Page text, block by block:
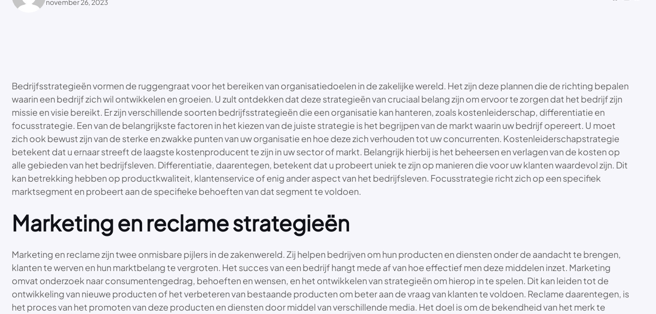
november 26, 2023
Bedrijfsstrategieën vormen de ruggengraat voor het bereiken van organisatiedoelen in de zakelijke wereld. Het zijn deze plannen die de richting bepalen
waarin een bedrijf zich wil ontwikkelen en groeien. U zult ontdekken dat deze strategieën van cruciaal belang zijn om ervoor te zorgen dat het bedrijf zijn
missie en visie bereikt. Er zijn verschillende soorten bedrijfsstrategieën die een organisatie kan hanteren, zoals kostenleiderschap, differentiatie en
focusstrategie. Een van de belangrijkste factoren in het kiezen van de juiste strategie is het begrijpen van de markt waarin uw bedrijf opereert. U moet
zich ook bewust zijn van de sterke en zwakke punten van uw organisatie en hoe deze zich verhouden tot uw concurrenten. Kostenleiderschapstrategie
betekent dat u ernaar streeft de laagste kostenproducent te zijn in uw sector of markt. Belangrijk hierbij is het beheersen en verlagen van de kosten op
alle gebieden van het bedrijfsleven. Differentiatie, daarentegen, betekent dat u probeert uniek te zijn op manieren die voor uw klanten waardevol zijn. Dit
kan betrekking hebben op productkwaliteit, klantenservice of enig ander aspect van het bedrijfsleven. Focusstrategie richt zich op een specifiek
marktsegment en probeert aan de specifieke behoeften van dat segment te voldoen.
Marketing en reclame strategieën
Marketing en reclame zijn twee onmisbare pijlers in de zakenwereld. Zij helpen bedrijven om hun producten en diensten onder de aandacht te brengen,
klanten te werven en hun marktbelang te vergroten. Het succes van een bedrijf hangt mede af van hoe effectief men deze middelen inzet. Marketing
omvat onderzoek naar consumentengedrag, behoeften en wensen, en het ontwikkelen van strategieën om hierop in te spelen. Dit kan leiden tot de
ontwikkeling van nieuwe producten of het verbeteren van bestaande producten om beter aan de vraag van klanten te voldoen. Reclame daarentegen, is
het proces van het promoten van deze producten en diensten door middel van verschillende media. Het doel is om de bekendheid van het merk te